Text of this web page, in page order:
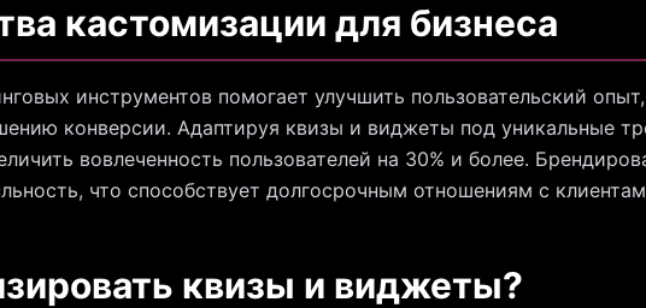
кастомизации для бизнеса
инструментов помогает улучшить пользовательский
конверсии. Адаптируя квизы и виджеты под уникальные
вовлеченность пользователей на 30% и более.
что способствует долгосрочным отношениям с
квизы и виджеты?